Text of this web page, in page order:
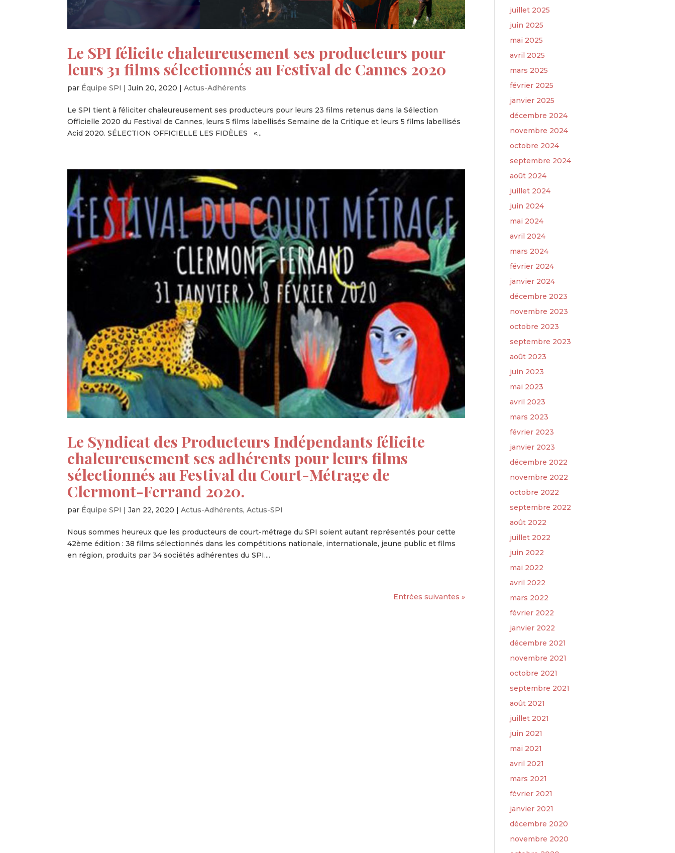
Le SPI félicite chaleureusement ses producteurs pour
leurs 31 films sélectionnés au Festival de Cannes 2020
par Équipe SPI |Juin 20, 2020 |Actus-Adhérents
Le SPI tient à féliciter chaleureusement ses producteurs pour leurs 23 films retenus dans la Sélection
Officielle 2020 du Festival de Cannes, leurs 5 films labellisés Semaine de la Critique et leurs 5 films labellisés
Acid 2020. SÉLECTION OFFICIELLE LES FIDÈLES «...
Le Syndicat des Producteurs Indépendants félicite
chaleureusement ses adhérents pour leurs films
sélectionnés au Festival du Court-Métrage de
Clermont-Ferrand 2020.
par Équipe SPI |Jan 22, 2020 |Actus-Adhérents,Actus-SPI
Nous sommes heureux que les producteurs de court-métrage du SPI soient autant représentés pour cette
42ème édition : 38 films sélectionnés dans les compétitions nationale, internationale, jeune public et films
en région, produits par 34 sociétés adhérentes du SPI....
Entrées suivantes »
juillet 2025
juin 2025
mai 2025
avril 2025
mars 2025
février 2025
janvier 2025
décembre 2024
novembre 2024
octobre 2024
septembre 2024
août 2024
juillet 2024
juin 2024
mai 2024
avril 2024
mars 2024
février 2024
janvier 2024
décembre 2023
novembre 2023
octobre 2023
septembre 2023
août 2023
juin 2023
mai 2023
avril 2023
mars 2023
février 2023
janvier 2023
décembre 2022
novembre 2022
octobre 2022
septembre 2022
août 2022
juillet 2022
juin 2022
mai 2022
avril 2022
mars 2022
février 2022
janvier 2022
décembre 2021
novembre 2021
octobre 2021
septembre 2021
août 2021
juillet 2021
juin 2021
mai 2021
avril 2021
mars 2021
février 2021
janvier 2021
décembre 2020
novembre 2020